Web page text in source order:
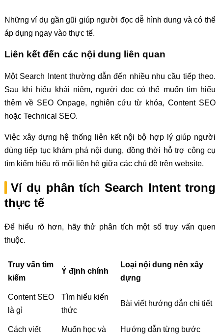
Những ví dụ gần gũi giúp người đọc dễ hình dung và có thể
áp dụng ngay vào thực tế.
Liên kết đến các nội dung liên quan
Một Search Intent thường dẫn đến nhiều nhu cầu tiếp theo.
Sau khi hiểu khái niệm, người đọc có thể muốn tìm hiểu
thêm về SEO Onpage, nghiên cứu từ khóa, Content SEO
hoặc Technical SEO.
Việc xây dựng hệ thống liên kết nội bộ hợp lý giúp người
dùng tiếp tục khám phá nội dung, đồng thời hỗ trợ công cụ
tìm kiếm hiểu rõ mối liên hệ giữa các chủ đề trên website.
Ví dụ phân tích Search Intent trong
thực tế
Để hiểu rõ hơn, hãy thử phân tích một số truy vấn quen
thuộc.
Truy vấn tìm
kiếm
Ý định chính
Loại nội dung nên xây
dựng
Content SEO
là gì
Tìm hiểu kiến
thức
Bài viết hướng dẫn chi tiết
Cách viết
Muốn học và
Hướng dẫn từng bước